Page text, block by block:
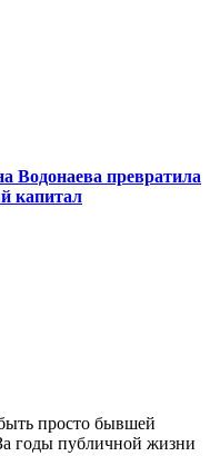
Водонаева превратила
капитал
просто бывшей
годы публичной жизни